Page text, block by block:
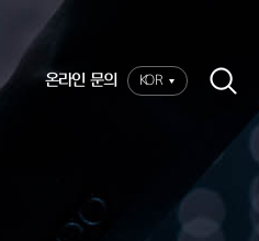
온라인 문의 KOR